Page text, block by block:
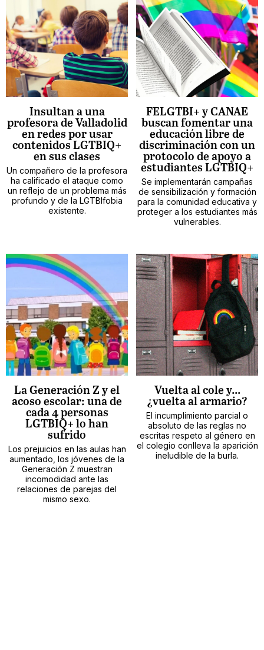
Insultan a una
profesora de Valladolid
en redes por usar
contenidos LGTBIQ+
en sus clases
Un compañero de la profesora
ha calificado el ataque como
un reflejo de un problema más
profundo y de la LGTBIfobia
existente.
FELGTBI+ y CANAE
buscan fomentar una
educación libre de
discriminación con un
protocolo de apoyo a
estudiantes LGTBIQ+
Se implementarán campañas
de sensibilización y formación
para la comunidad educativa y
proteger a los estudiantes más
vulnerables.
La Generación Z y el
acoso escolar: una de
cada 4 personas
LGTBIQ+ lo han
sufrido
Los prejuicios en las aulas han
aumentado, los jóvenes de la
Generación Z muestran
incomodidad ante las
relaciones de parejas del
mismo sexo.
Vuelta al cole y...
¿vuelta al armario?
El incumplimiento parcial o
absoluto de las reglas no
escritas respeto al género en
el colegio conlleva la aparición
ineludible de la burla.